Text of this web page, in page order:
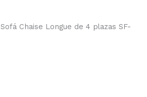
Sofá Chaise Longue de 4 plazas SF-